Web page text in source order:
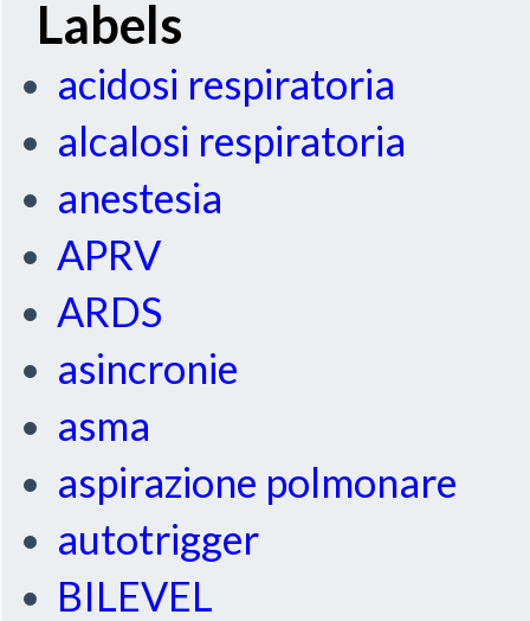
Labels
acidosi respiratoria
alcalosi respiratoria
anestesia
APRV
ARDS
asincronie
asma
aspirazione polmonare
autotrigger
BILEVEL